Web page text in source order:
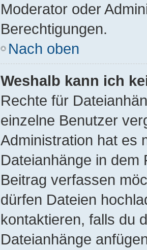
Moderator oder
Berechtigungen.
Nach oben
Weshalb kann ich
Rechte für
einzelne Benutzer
Administration hat es
Dateianhänge in dem
Beitrag verfassen
dürfen Dateien
kontaktieren, falls du
Dateianhänge